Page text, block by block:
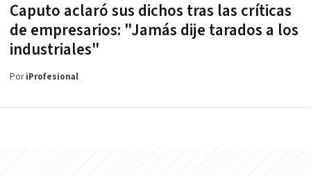
Caputo aclaró sus dichos tras las críticas
de empresarios: "Jamás dije tarados a los
industriales"
PoriProfesional